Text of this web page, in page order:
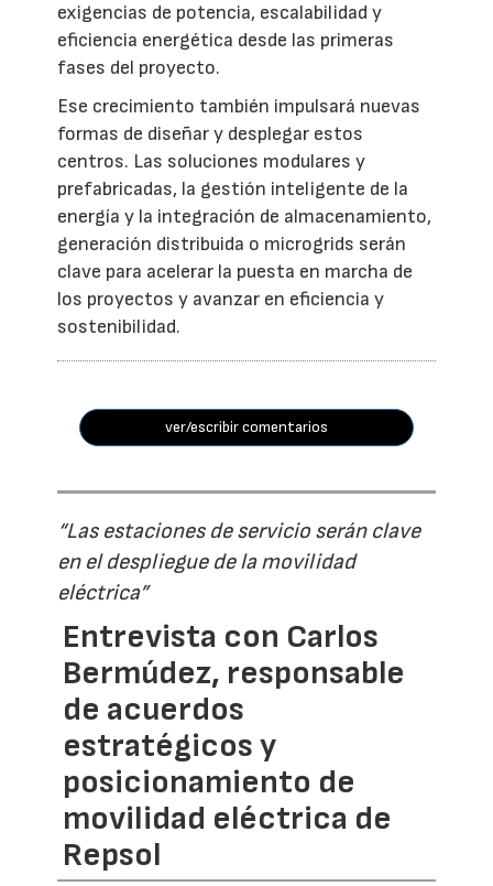
exigencias de potencia, escalabilidad y
eficiencia energética desde las primeras
fases del proyecto.
Ese crecimiento también impulsará nuevas
formas de diseñar y desplegar estos
centros. Las soluciones modulares y
prefabricadas, la gestión inteligente de la
energía y la integración de almacenamiento,
generación distribuida o microgrids serán
clave para acelerar la puesta en marcha de
los proyectos y avanzar en eficiencia y
sostenibilidad.
ver/escribir comentarios
“Las estaciones de servicio serán clave
en el despliegue de la movilidad
eléctrica”
Entrevista con Carlos
Bermúdez, responsable
de acuerdos
estratégicos y
posicionamiento de
movilidad eléctrica de
Repsol